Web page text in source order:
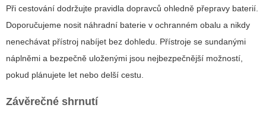
Při cestování dodržujte pravidla dopravců ohledně přepravy baterií.
Doporučujeme nosit náhradní baterie v ochranném obalu a nikdy
nenechávat přístroj nabíjet bez dohledu. Přístroje se sundanými
náplněmi a bezpečně uloženými jsou nejbezpečnější možností,
pokud plánujete let nebo delší cestu.
Závěrečné shrnutí